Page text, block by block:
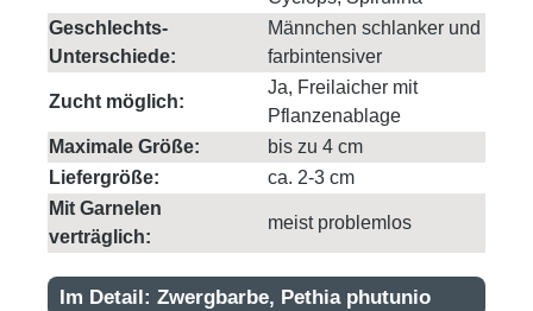
Geschlechts-
Unterschiede:
Männchen schlanker und
farbintensiver
Zucht möglich:
Ja, Freilaicher mit
Pflanzenablage
Maximale Größe:
bis zu 4 cm
Liefergröße:
ca. 2-3 cm
Mit Garnelen
verträglich:
meist problemlos
Im Detail: Zwergbarbe, Pethia phutunio